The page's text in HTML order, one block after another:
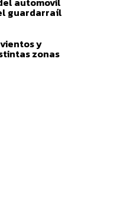
guardarraíl
y
zonas